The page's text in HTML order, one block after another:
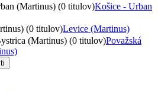
(Martinus) (0 titulov)Košice - Urban
(0 titulov)Levice (Martinus)
(Martinus) (0 titulov)Považská